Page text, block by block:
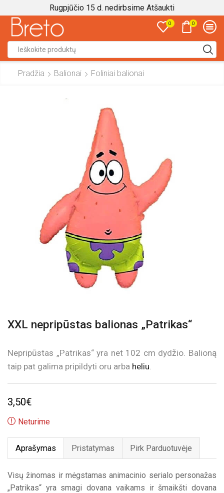
Rugpjūčio 15 d. nedirbsime Atšaukti
0 0
input
Pradžia Balionai Foliniai balionai
XXL nepripūstas balionas „Patrikas“
Nepripūstas „Patrikas“ yra net 102 cm dydžio. Balioną
taip pat galima pripildyti oru arba heliu.
3,50€
Neturime
Aprašymas Pristatymas Pirk Parduotuvėje
Visų žinomas ir mėgstamas animacinio serialo personažas
„Patrikas“ yra smagi dovana vaikams ir šmaikšti dovana